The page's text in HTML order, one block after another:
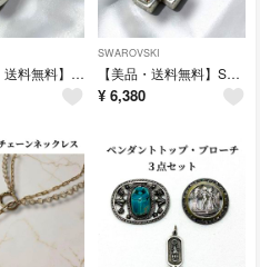
【極美品・送料無料】SWAROVSKI スワロフスキー ネックレス リングモチーフ シルバー クリスタル アクセサリー
SWAROVSKI
【美品・送料無料】SWAROVSKI スワロフスキー クロスモチーフ ネックレス クリスタル ペンダント
¥ 6,380